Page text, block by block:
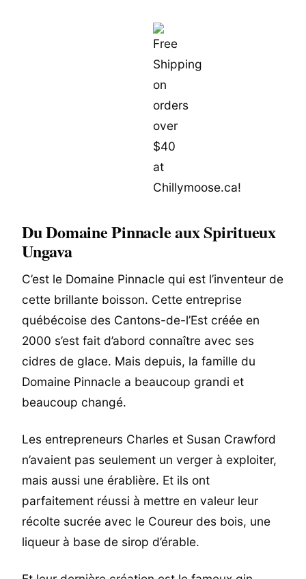
Du Domaine Pinnacle aux Spiritueux
Ungava
C’est le Domaine Pinnacle qui est l’inventeur de
cette brillante boisson. Cette entreprise
québécoise des Cantons-de-l’Est créée en
2000 s’est fait d’abord connaître avec ses
cidres de glace. Mais depuis, la famille du
Domaine Pinnacle a beaucoup grandi et
beaucoup changé.
Les entrepreneurs Charles et Susan Crawford
n’avaient pas seulement un verger à exploiter,
mais aussi une érablière. Et ils ont
parfaitement réussi à mettre en valeur leur
récolte sucrée avec le Coureur des bois, une
liqueur à base de sirop d’érable.